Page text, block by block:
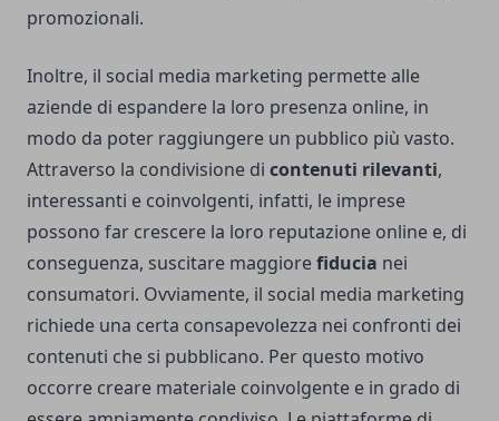
promozionali.
Inoltre, il social media marketing permette alle
aziende di espandere la loro presenza online, in
modo da poter raggiungere un pubblico più vasto.
Attraverso la condivisione di contenuti rilevanti,
interessanti e coinvolgenti, infatti, le imprese
possono far crescere la loro reputazione online e, di
conseguenza, suscitare maggiorefiducia nei
consumatori. Ovviamente, il social media marketing
richiede una certa consapevolezza nei confronti dei
contenuti che si pubblicano. Per questo motivo
occorre creare materiale coinvolgente e in grado di